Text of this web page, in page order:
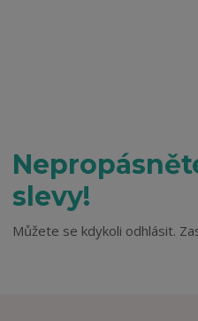
slevy!
Můžete se kdykoli odhlásit.